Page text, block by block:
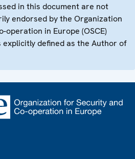
in this document are not
endorsed by the Organization
operation in Europe (OSCE)
explicitly defined as the Author of